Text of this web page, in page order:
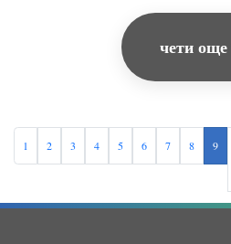
чети още
1 2 3 4 5 6 7 8 9